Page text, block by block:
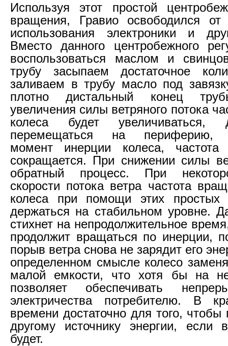
Используя этот простой
вращения, Гравио освободился от
использования электроники и
Вместо данного центробежного
воспользоваться маслом и
трубу засыпаем достаточное
заливаем в трубу масло под
плотно дистальный конец
увеличения силы ветряного потока
колеса будет увеличиваться,
перемещаться на периферию,
момент инерции колеса,
сокращается. При снижении силы
обратный процесс. При
скорости потока ветра частота
колеса при помощи этих простых
держаться на стабильном уровне.
стихнет на непродолжительное
продолжит вращаться по инерции,
порыв ветра снова не зарядит его
определенном смысле колесо
малой емкости, что хотя бы на
позволяет обеспечивать
электричества потребителю. В
времени достаточно для того, чтобы
другому источнику энергии, если
будет.